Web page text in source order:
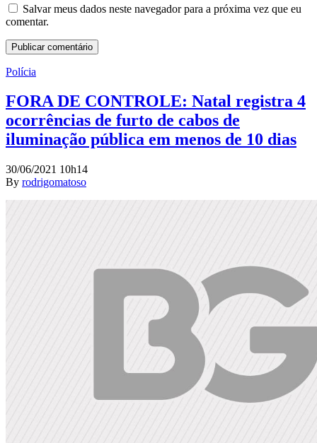
Salvar meus dados neste navegador para a próxima vez que eu
comentar.
Polícia
FORA DE CONTROLE: Natal registra 4
ocorrências de furto de cabos de
iluminação pública em menos de 10 dias
30/06/2021 10h14
By rodrigomatoso